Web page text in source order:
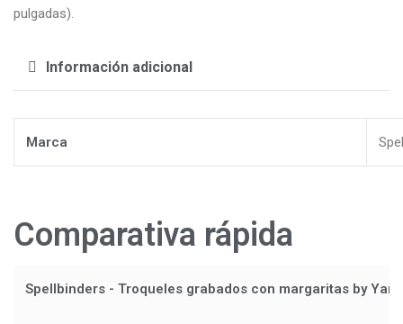
pulgadas).
Información adicional
Marca
Comparativa rápida
Spellbinders - Troqueles grabados con margaritas by